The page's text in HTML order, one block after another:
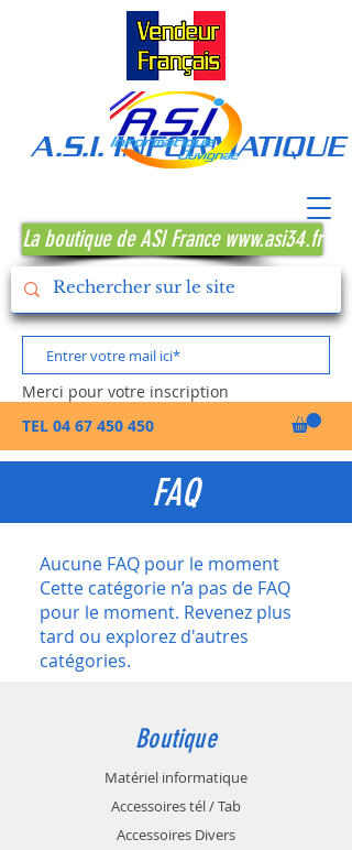
TEL 04 67 450 450
A.S.I.
La boutique de ASI France www.asi34.fr
Merci pour votre inscription
FAQ
Aucune FAQ pour le moment
Cette catégorie n’a pas de FAQ
pour le moment. Revenez plus
tard ou explorez d'autres
catégories.
Boutique
Matériel informatique
Accessoires tél / Tab
Accessoires Divers